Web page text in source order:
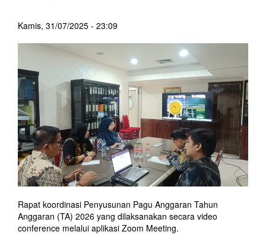
Kamis, 31/07/2025 - 23:09
Rapat koordinasi Penyusunan Pagu Anggaran Tahun
Anggaran (TA) 2026 yang dilaksanakan secara video
conference melalui aplikasi Zoom Meeting.